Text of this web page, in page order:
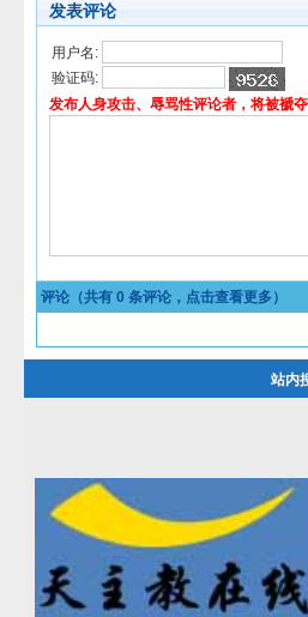
发表评论
用户名:
验证码:
发布人身攻击、辱骂性评论者，将被褫夺
评论（共有 0 条评论，点击查看更多）
站内